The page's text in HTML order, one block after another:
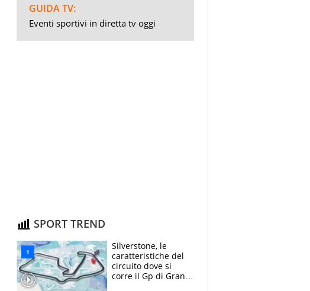
GUIDA TV:
Eventi sportivi in diretta tv oggi
SPORT TREND
Silverstone, le
caratteristiche del
circuito dove si
corre il Gp di Gran